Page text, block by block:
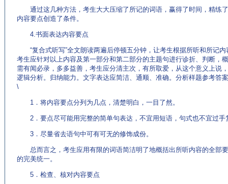
通过这几种方法，考生大大压缩了所记的词语，赢得了时间，精练
内容要点创造了条件。
4.书面表达内容要点
“复合式听写”全文朗读两遍后停顿五分钟，让考生根据所听和所记内
考生应针对以上内容及第一部分和第二部分的主题句进行诊折、判断，
需有闻必录，多多益善，考生应分清主次，有所取爱，从这个意义上说
逻辑分析。归纳能力。文字表达应简洁、通顺、准确。分析样题参
\
1．将内容要点分列为几点，清楚明白，一目了然。
2．要点尽可能用完整的简单句表达，不宜用短语，句式也不宜过手
3．尽量省去语句中可有可无的修饰成份。
总而言之，考生应用有限的词语简洁明了地概括出所听内容的全部
的完美统一。
5．检查、核对内容要点